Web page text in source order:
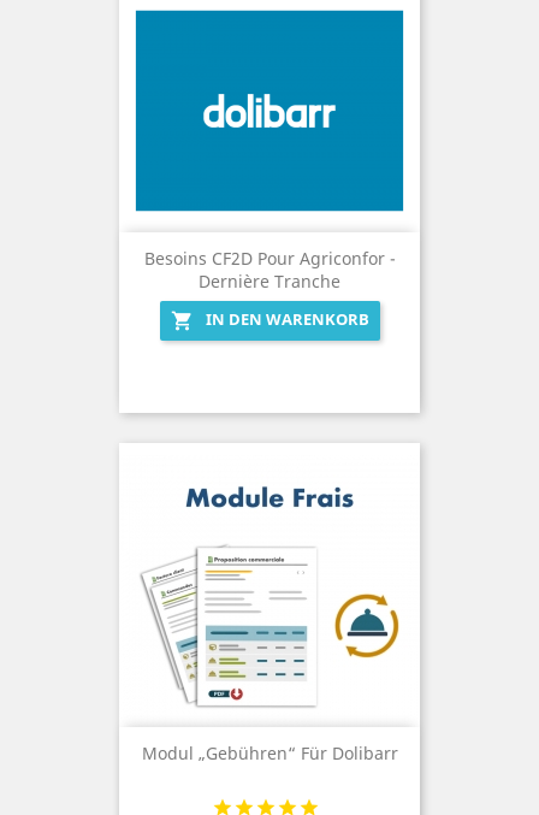
Besoins CF2D Pour Agriconfor -
Dernière Tranche

IN DEN WARENKORB
Modul „Gebühren“ Für Dolibarr